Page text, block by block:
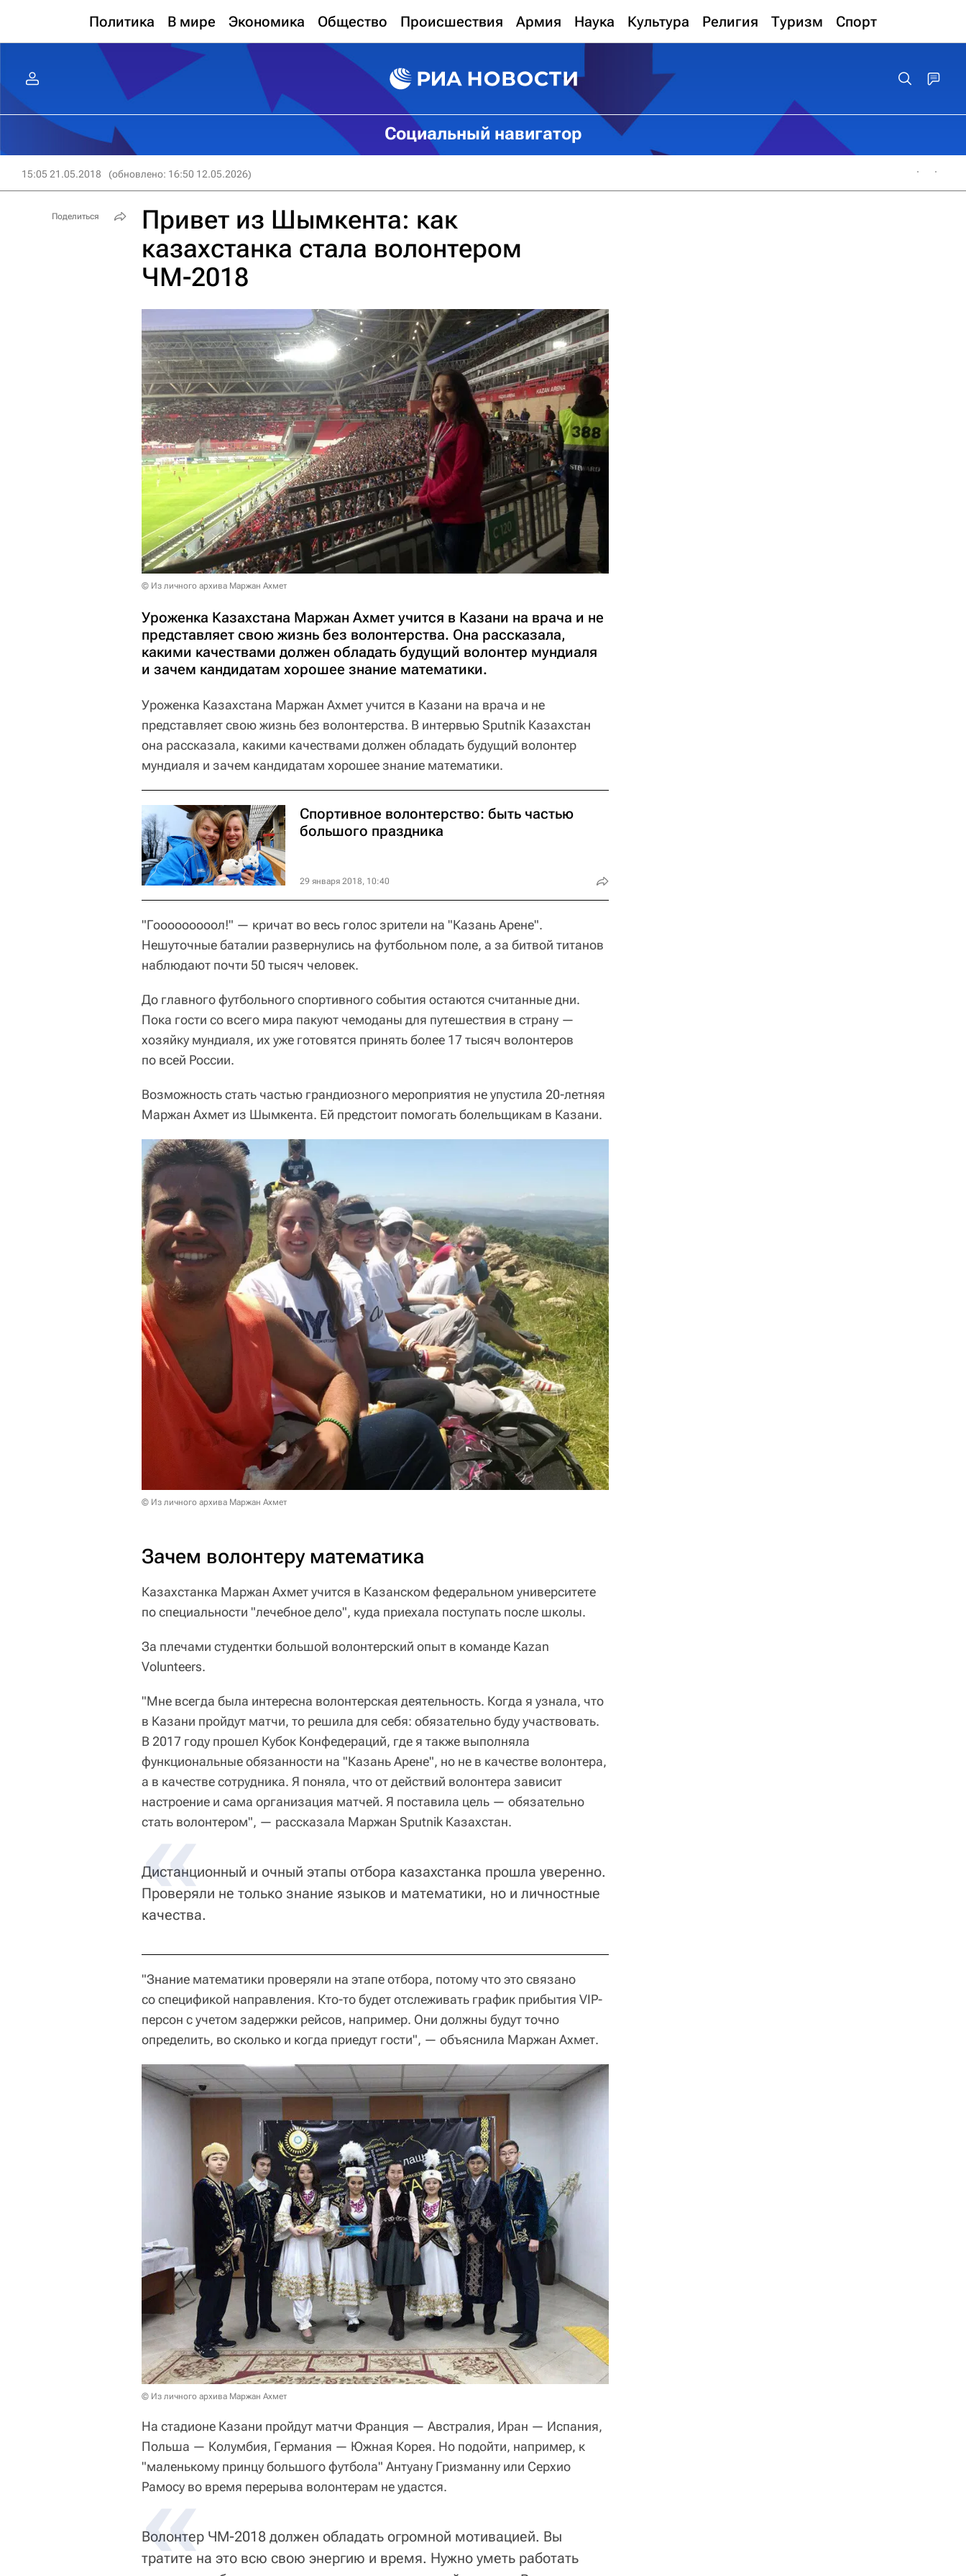
Политика В мире Экономика Общество Происшествия Армия Наука Культура Религия Туризм Спорт
Социальный навигатор
15:05 21.05.2018 (обновлено: 16:50 12.05.2026)
Привет из Шымкента: как
казахстанка стала волонтером
ЧМ-2018
© Из личного архива Маржан Ахмет
Уроженка Казахстана Маржан Ахмет учится в Казани на врача и не
представляет свою жизнь без волонтерства. Она рассказала,
какими качествами должен обладать будущий волонтер мундиаля
и зачем кандидатам хорошее знание математики.
Уроженка Казахстана Маржан Ахмет учится в Казани на врача и не
представляет свою жизнь без волонтерства. В интервью Sputnik Казахстан
она рассказала, какими качествами должен обладать будущий волонтер
мундиаля и зачем кандидатам хорошее знание математики.
Спортивное волонтерство: быть частью
большого праздника
29 января 2018, 10:40
"Гооооооооол!" — кричат во весь голос зрители на "Казань Арене".
Нешуточные баталии развернулись на футбольном поле, а за битвой титанов
наблюдают почти 50 тысяч человек.
До главного футбольного спортивного события остаются считанные дни.
Пока гости со всего мира пакуют чемоданы для путешествия в страну —
хозяйку мундиаля, их уже готовятся принять более 17 тысяч волонтеров
по всей России.
Возможность стать частью грандиозного мероприятия не упустила 20-летняя
Маржан Ахмет из Шымкента. Ей предстоит помогать болельщикам в Казани.
© Из личного архива Маржан Ахмет
Зачем волонтеру математика
Казахстанка Маржан Ахмет учится в Казанском федеральном университете
по специальности "лечебное дело", куда приехала поступать после школы.
За плечами студентки большой волонтерский опыт в команде Kazan
Volunteers.
"Мне всегда была интересна волонтерская деятельность. Когда я узнала, что
в Казани пройдут матчи, то решила для себя: обязательно буду участвовать.
В 2017 году прошел Кубок Конфедераций, где я также выполняла
функциональные обязанности на "Казань Арене", но не в качестве волонтера,
а в качестве сотрудника. Я поняла, что от действий волонтера зависит
настроение и сама организация матчей. Я поставила цель — обязательно
стать волонтером", — рассказала Маржан Sputnik Казахстан.
Дистанционный и очный этапы отбора казахстанка прошла уверенно.
Проверяли не только знание языков и математики, но и личностные
качества.
"Знание математики проверяли на этапе отбора, потому что это связано
со спецификой направления. Кто-то будет отслеживать график прибытия VIP-
персон с учетом задержки рейсов, например. Они должны будут точно
определить, во сколько и когда приедут гости", — объяснила Маржан Ахмет.
© Из личного архива Маржан Ахмет
На стадионе Казани пройдут матчи Франция — Австралия, Иран — Испания,
Польша — Колумбия, Германия — Южная Корея. Но подойти, например, к
"маленькому принцу большого футбола" Антуану Гризманну или Серхио
Рамосу во время перерыва волонтерам не удастся.
Волонтер ЧМ-2018 должен обладать огромной мотивацией. Вы
тратите на это всю свою энергию и время. Нужно уметь работать
Поделиться